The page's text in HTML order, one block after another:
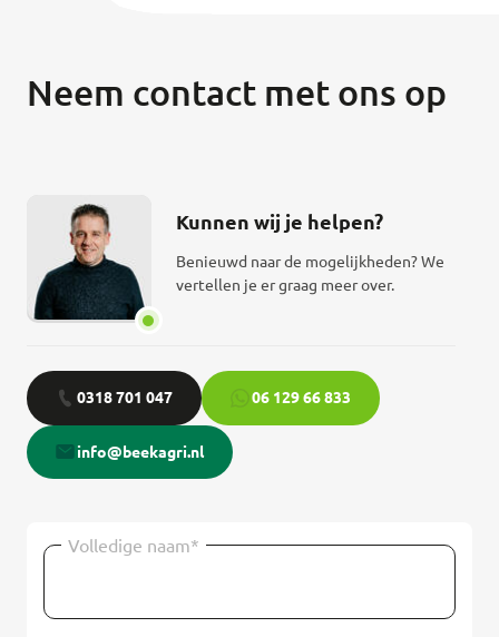
Neem contact met ons op
Kunnen wij je helpen?
Benieuwd naar de mogelijkheden? We
vertellen je er graag meer over.
0318 701 047 06 129 66 833
info@beekagri.nl
Volledige naam*